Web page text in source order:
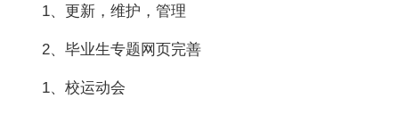
1、更新，维护，管理
2、毕业生专题网页完善
1、校运动会